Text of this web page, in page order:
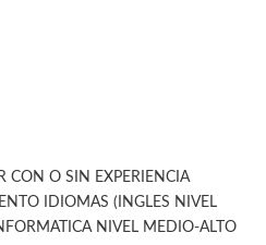
CON O SIN EXPERIENCIA
IDIOMAS (INGLES NIVEL
NIVEL MEDIO-ALTO